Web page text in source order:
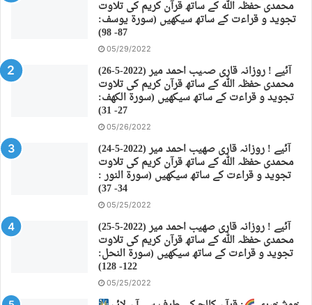
محمدی حفظہ اللہ کے ساتھ قرآن کریم کی تلاوت
تجوید و قراءت کے ساتھ سیکھیں (سورة يوسف:
87- 98)
05/29/2022
(26-5-2022) آئیے ! روزانہ قاری صہیب احمد میر
محمدی حفظہ اللہ کے ساتھ قرآن کریم کی تلاوت
تجوید و قراءت کے ساتھ سیکھیں (سورة الكهف:
27- 31)
05/26/2022
(24-5-2022) آئیے ! روزانہ قاری صهیب احمد میر
محمدی حفظہ اللہ کے ساتھ قرآن کریم کی تلاوت
تجوید و قراءت کے ساتھ سیکھیں (سورة النور :
34- 37)
05/25/2022
(25-5-2022) آئیے ! روزانہ قاری صهیب احمد میر
محمدی حفظہ اللہ کے ساتھ قرآن کریم کی تلاوت
تجوید و قراءت کے ساتھ سیکھیں (سورة النحل:
122- 128)
05/25/2022